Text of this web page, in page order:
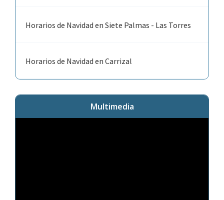
Horarios de Navidad en Siete Palmas - Las Torres
Horarios de Navidad en Carrizal
Multimedia